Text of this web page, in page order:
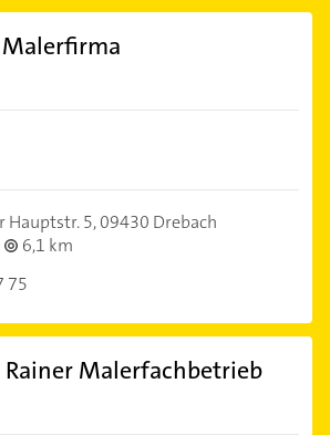
Hauptstr. 5,09430 Drebach
6,1 km
75
Malerfachbetrieb